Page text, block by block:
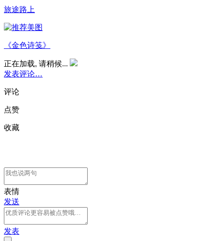
旅途路上
《金色诗笺》
正在加载, 请稍候...
发表评论…
评论
点赞
收藏
表情
发送
发表